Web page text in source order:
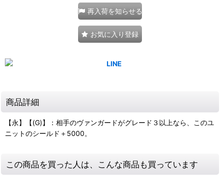
再入荷を知らせる
お気に入り登録
商品詳細
【永】【(G)】：相手のヴァンガードがグレード３以上なら、このユ
ニットのシールド＋5000。
この商品を買った人は、こんな商品も買っています